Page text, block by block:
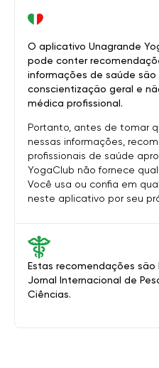
Estas recomendações
Jornal Internacional de
Ciências.
O aplicativo Unagrande
pode conter
informações de saúde
conscientização geral e
médica profissional.
Portanto, antes de tomar
nessas informações,
profissionais de saúde
YogaClub não fornece
Você usa ou confia em
neste aplicativo por seu